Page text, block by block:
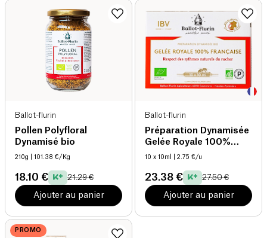
Ballot-flurin
Pollen Polyfloral
Dynamisé bio
210g | 101.38 €/Kg
18.10 € 21.29 €
Ajouter au panier
Ballot-flurin
Préparation Dynamisée
Gelée Royale 100%
française bio
10 x 10ml | 2.75 €/u
23.38 € 27.50 €
Ajouter au panier
PROMO